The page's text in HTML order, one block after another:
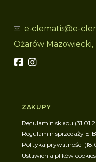
e-clematis@e-
Ożarów Mazowiecki,
Linki w stopce
ZAKUPY
Regulamin sklepu
Regulamin sprzedaży E-
Polityka prywatności
Ustawienia plików cookies